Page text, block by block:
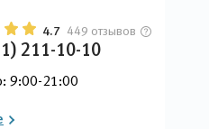
4.7 449 отзывов
211-10-10
9:00-21:00